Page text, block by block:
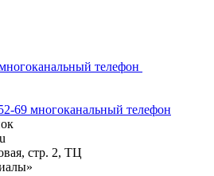
телефон
69 многоканальный телефон
стр. 2, ТЦ